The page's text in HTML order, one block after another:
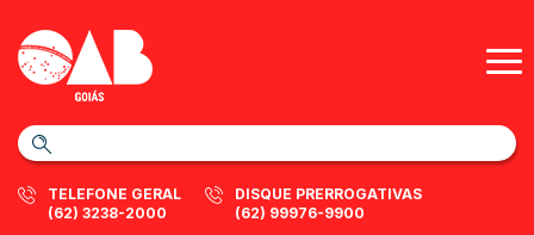
TELEFONE GERAL
(62) 3238-2000
DISQUE PRERROGATIVAS
(62) 99976-9900